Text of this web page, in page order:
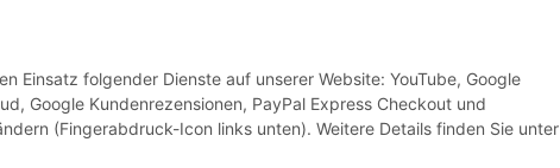
Einsatz folgender Dienste auf unserer Website: YouTube, Google
Google Kundenrezensionen, PayPal Express Checkout und
(Fingerabdruck-Icon links unten). Weitere Details finden Sie unter